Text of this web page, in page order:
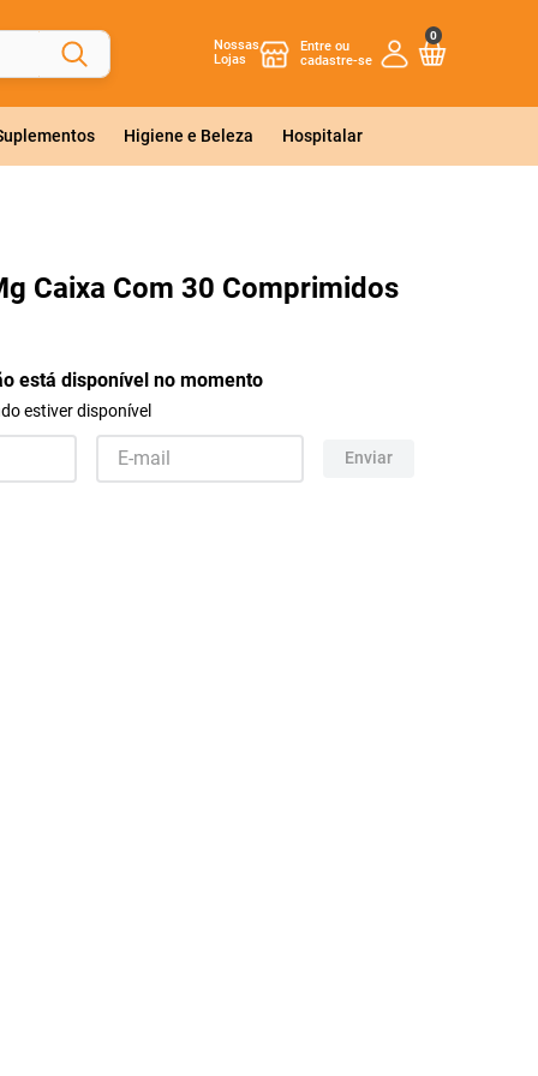
Nossas
Lojas
0
Higiene e Beleza Hospitalar
Caixa Com 30 Comprimidos
está disponível no momento
estiver disponível
Enviar